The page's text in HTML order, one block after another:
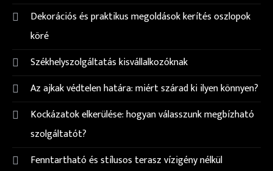
Dekorációs és praktikus megoldások kerítés oszlopok
köré
Székhelyszolgáltatás kisvállalkozóknak
Az ajkak védtelen határa: miért szárad ki ilyen könnyen?
Kockázatok elkerülése: hogyan válasszunk megbízható
szolgáltatót?
Fenntartható és stílusos terasz vízigény nélkül